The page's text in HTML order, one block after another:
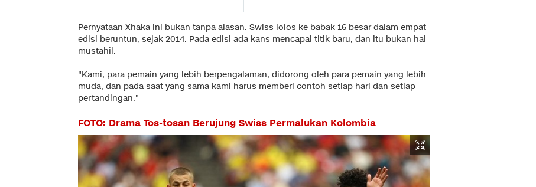
Pernyataan Xhaka ini bukan tanpa alasan. Swiss lolos ke babak 16 besar dalam empat
edisi beruntun, sejak 2014. Pada edisi ada kans mencapai titik baru, dan itu bukan hal
mustahil.
"Kami, para pemain yang lebih berpengalaman, didorong oleh para pemain yang lebih
muda, dan pada saat yang sama kami harus memberi contoh setiap hari dan setiap
pertandingan."
FOTO: Drama Tos-tosan Berujung Swiss Permalukan Kolombia